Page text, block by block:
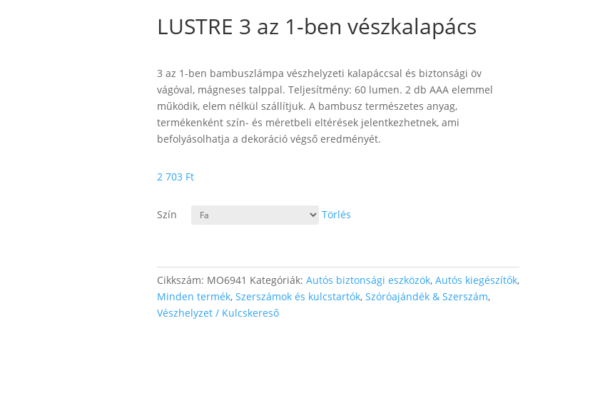
LUSTRE 3 az 1-ben vészkalapács
3 az 1-ben bambuszlámpa vészhelyzeti kalapáccsal és biztonsági öv
vágóval, mágneses talppal. Teljesítmény: 60 lumen. 2 db AAA elemmel
működik, elem nélkül szállítjuk. A bambusz természetes anyag,
termékenként szín- és méretbeli eltérések jelentkezhetnek, ami
befolyásolhatja a dekoráció végső eredményét.
2 703 Ft
Szín Törlés
Cikkszám: MO6941 Kategóriák: Autós biztonsági eszközök, Autós kiegészítők,
Minden termék, Szerszámok és kulcstartók, Szóróajándék & Szerszám,
Vészhelyzet / Kulcskereső